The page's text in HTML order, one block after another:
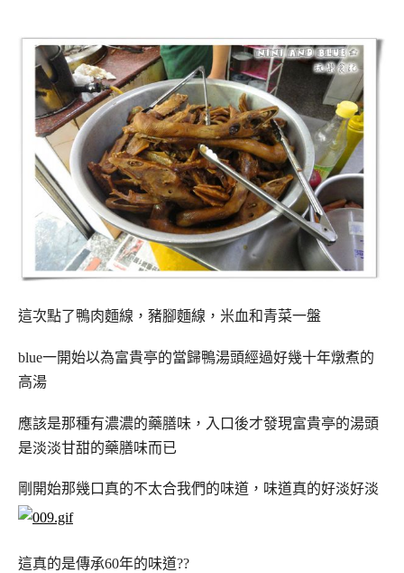
這次點了鴨肉麵線，豬腳麵線，米血和青菜一盤
blue一開始以為富貴亭的當歸鴨湯頭經過好幾十年燉煮的
高湯
應該是那種有濃濃的藥膳味 ，入口後才發現富貴亭的湯頭
是淡淡甘甜的藥膳味而已
剛開始那幾口真的不太合我們的味道，味道真的好淡好淡
這真的是傳承60年的味道??